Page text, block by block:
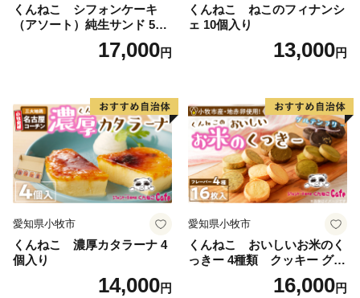
くんねこ シフォンケーキ
（アソート）純生サンド 5個
17,000円
くんねこ ねこのフィナンシ
ェ 10個入り
13,000円
愛知県小牧市
くんねこ 濃厚カタラーナ 4
個入り
14,000円
愛知県小牧市
くんねこ おいしいお米のく
っきー 4種類 クッキー グル
16,000円